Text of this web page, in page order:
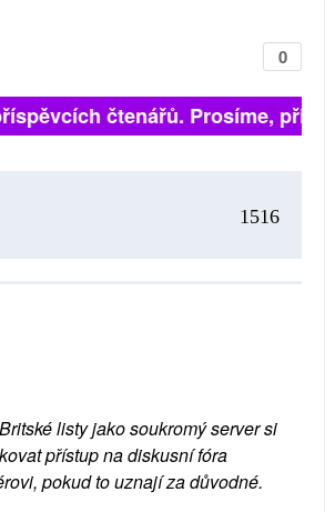
0
čtenářů. Prosíme,
1516
listy jako soukromý server si
přístup na diskusní fóra
pokud to uznají za důvodné.